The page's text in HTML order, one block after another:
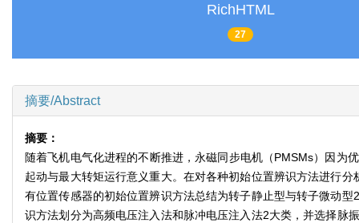
RichHTML
27
摘要/Abstract
摘要：
随着飞机电气化进程的不断推进，永磁同步电机（PMSMs）因为
起动与最大转矩运行意义重大。在对各种初始位置辨识方法进行
有位置传感器的初始位置辨识方法总结为转子静止型与转子微动
识方法划分为高频电压注入法和脉冲电压注入法2大类，并选择脉